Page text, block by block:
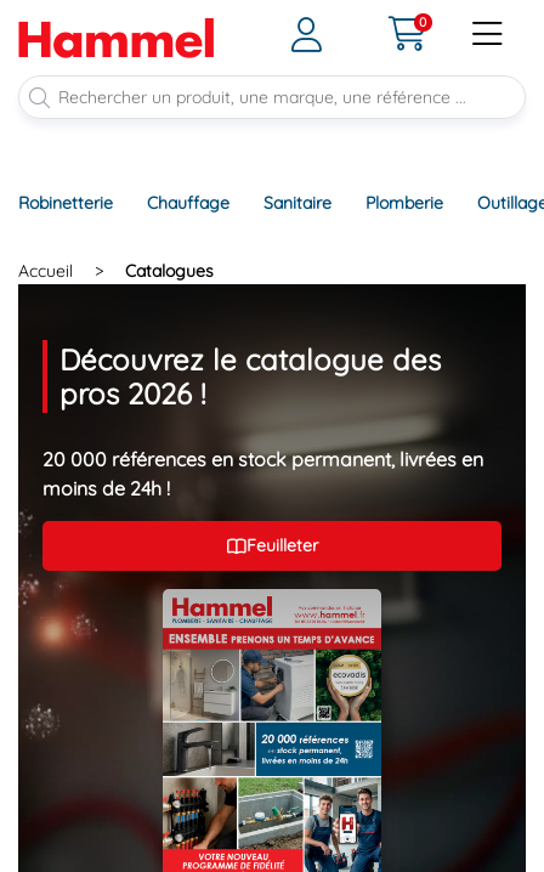
0
Robinetterie Chauffage Sanitaire Plomberie
Accueil > Catalogues
Découvrez le catalogue des
pros 2026 !
20 000 références en stock permanent, livrées en
moins de 24h !
Feuilleter